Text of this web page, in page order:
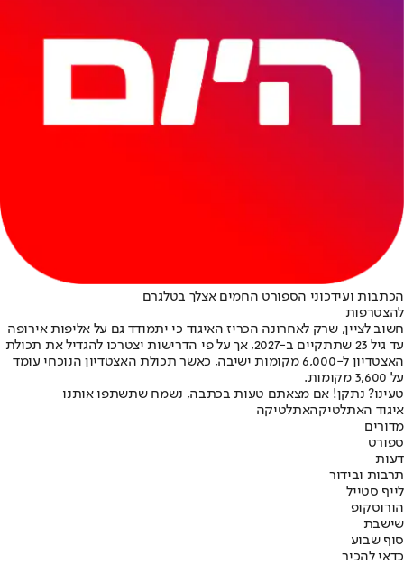
הכתבות ועידכוני הספורט החמים אצלך בטלגרם
להצטרפות
חשוב לציין, שרק לאחרונה הכריז האיגוד כי יתמודד גם על אליפות אירופה
עד גיל 23 שתתקיים ב-2027, אך על פי הדרישות יצטרכו להגדיל את תכולת
האצטדיון ל-6,000 מקומות ישיבה, כאשר תכולת האצטדיון הנוכחי עומד
על 3,600 מקומות.
טעינו? נתקן! אם מצאתם טעות בכתבה, נשמח שתשתפו אותנו
איגוד האתלטיקהאתלטיקה
מדורים
ספורט
דעות
תרבות ובידור
לייף סטייל
הורוסקופ
שישבת
סוף שבוע
כדאי להכיר